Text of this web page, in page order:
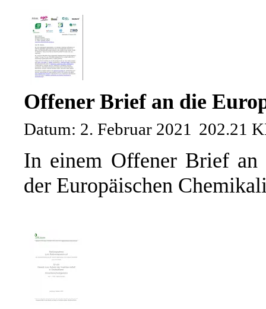
Offener Brief an die
Datum: 2. Februar 2021 202.21
In einem Offener Brief
der Europäischen